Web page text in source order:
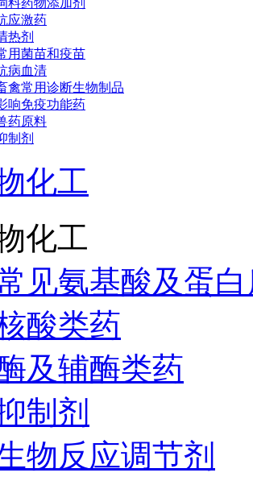
料药物添加剂
应激药
热剂
用菌苗和疫苗
病血清
禽常用诊断生物制品
响免疫功能药
药原料
制剂
化工
化工
见氨基酸及蛋
酸类药
及辅酶类药
制剂
物反应调节剂